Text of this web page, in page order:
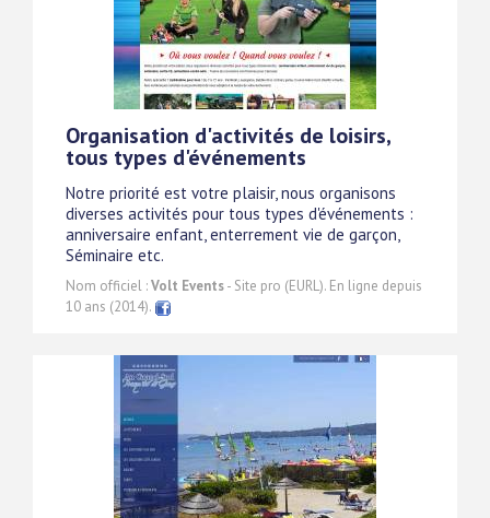
Organisation d'activités de loisirs,
tous types d'événements
Notre priorité est votre plaisir, nous organisons
diverses activités pour tous types d'événements :
anniversaire enfant, enterrement vie de garçon,
Séminaire etc.
Nom officiel :Volt Events- Site pro (EURL). En ligne depuis
10 ans (2014).